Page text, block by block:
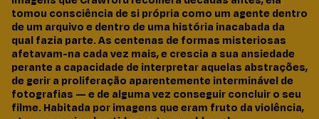
tomou consciência de si própria como um agente dentro
de um arquivo e dentro de uma história inacabada da
qual fazia parte. As centenas de formas misteriosas
afetavam-na cada vez mais, e crescia a sua ansiedade
perante a capacidade de interpretar aquelas abstrações,
de gerir a proliferação aparentemente interminável de
fotografias — e de alguma vez conseguir concluir o seu
filme. Habitada por imagens que eram fruto da violência,